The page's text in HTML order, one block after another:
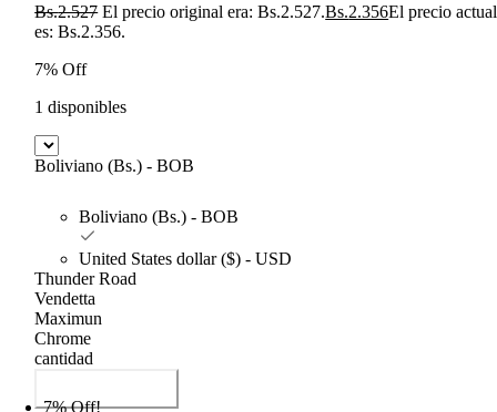
Bs.2.527 El precio original era: Bs.2.527.Bs.2.356El precio actual
es: Bs.2.356.
7% Off
1 disponibles
Boliviano (Bs.) - BOB
Boliviano (Bs.) - BOB
United States dollar ($) - USD
Thunder Road
Vendetta
Maximun
Chrome
cantidad
7% Off!